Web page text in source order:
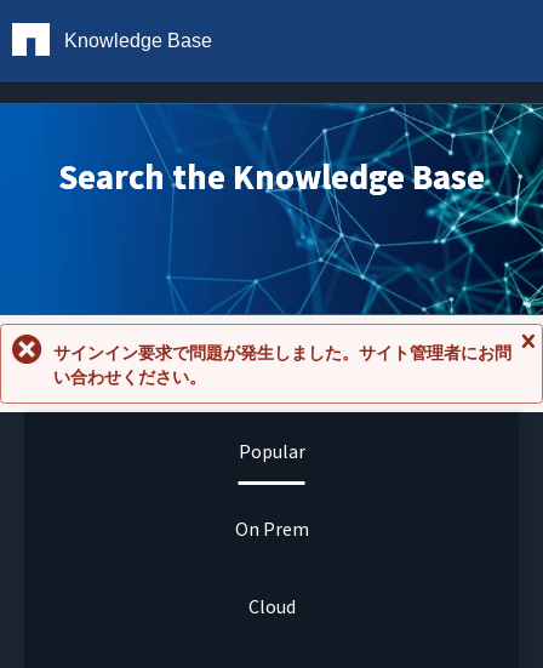
Knowledge Base
Search the Knowledge Base
セ
サインイン要求で問題が発生しました。サイト管理者にお問
い合わせください。
Popular
On Prem
Cloud